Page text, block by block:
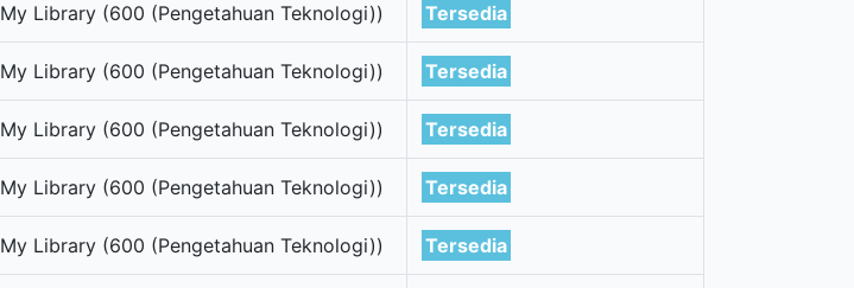
My Library (600 (Pengetahuan Teknologi)) Tersedia
My Library (600 (Pengetahuan Teknologi)) Tersedia
My Library (600 (Pengetahuan Teknologi)) Tersedia
My Library (600 (Pengetahuan Teknologi)) Tersedia
My Library (600 (Pengetahuan Teknologi)) Tersedia